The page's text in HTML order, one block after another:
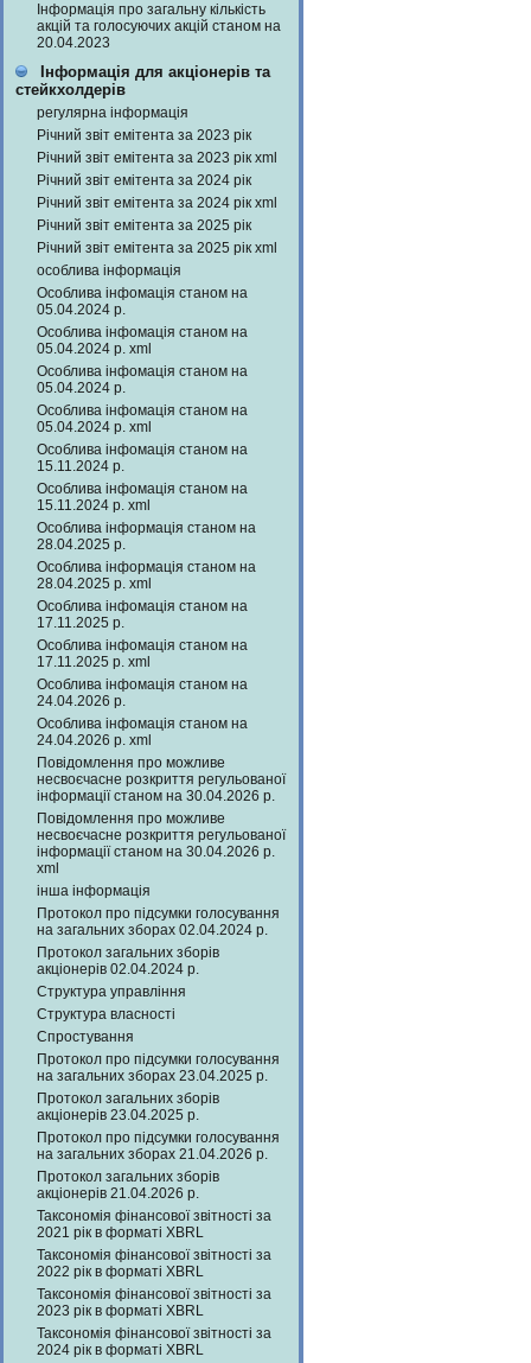
Інформація про загальну кількість
акцій та голосуючих акцій станом на
20.04.2023
Інформація для акціонерів та
стейкхолдерів
регулярна інформація
Річний звіт емітента за 2023 рік
Річний звіт емітента за 2023 рік xml
Річний звіт емітента за 2024 рік
Річний звіт емітента за 2024 рік xml
Річний звіт емітента за 2025 рік
Річний звіт емітента за 2025 рік xml
особлива інформація
Особлива інфомація станом на
05.04.2024 р.
Особлива інфомація станом на
05.04.2024 р. xml
Особлива інфомація станом на
05.04.2024 р.
Особлива інфомація станом на
05.04.2024 р. xml
Особлива інфомація станом на
15.11.2024 р.
Особлива інфомація станом на
15.11.2024 р. xml
Особлива інформація станом на
28.04.2025 р.
Особлива інформація станом на
28.04.2025 р. xml
Особлива інфомація станом на
17.11.2025 р.
Особлива інфомація станом на
17.11.2025 р. xml
Особлива інфомація станом на
24.04.2026 р.
Особлива інфомація станом на
24.04.2026 р. xml
Повідомлення про можливе
несвоєчасне розкриття регульованої
інформації станом на 30.04.2026 р.
Повідомлення про можливе
несвоєчасне розкриття регульованої
інформації станом на 30.04.2026 р.
xml
інша інформація
Протокол про підсумки голосування
на загальних зборах 02.04.2024 р.
Протокол загальних зборів
акціонерів 02.04.2024 р.
Структура управління
Структура власності
Спростування
Протокол про підсумки голосування
на загальних зборах 23.04.2025 р.
Протокол загальних зборів
акціонерів 23.04.2025 р.
Протокол про підсумки голосування
на загальних зборах 21.04.2026 р.
Протокол загальних зборів
акціонерів 21.04.2026 р.
Таксономія фінансової звітності за
2021 рік в форматі XBRL
Таксономія фінансової звітності за
2022 рік в форматі XBRL
Таксономія фінансової звітності за
2023 рік в форматі XBRL
Таксономія фінансової звітності за
2024 рік в форматі XBRL